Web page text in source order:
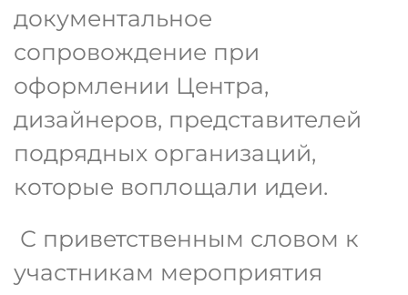
документальное
сопровождение при
оформлении Центра,
дизайнеров, представителей
подрядных организаций,
которые воплощали идеи.
С приветственным словом к
участникам мероприятия